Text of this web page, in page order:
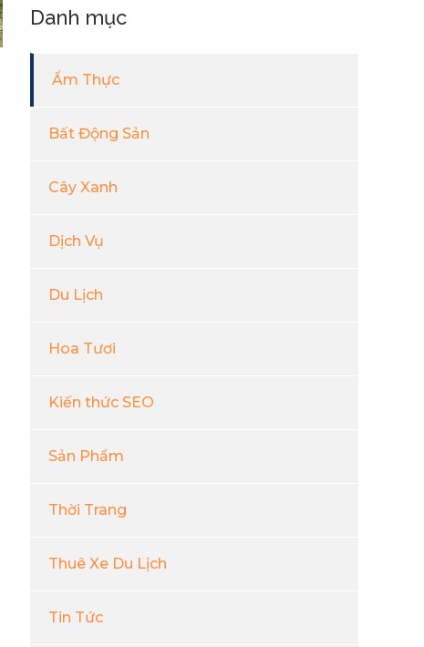
Danh mục
Ẩm Thực
Bất Động Sản
Cây Xanh
Dịch Vụ
Du Lịch
Hoa Tươi
Kiến thức SEO
Sản Phẩm
Thời Trang
Thuê Xe Du Lịch
Tin Tức